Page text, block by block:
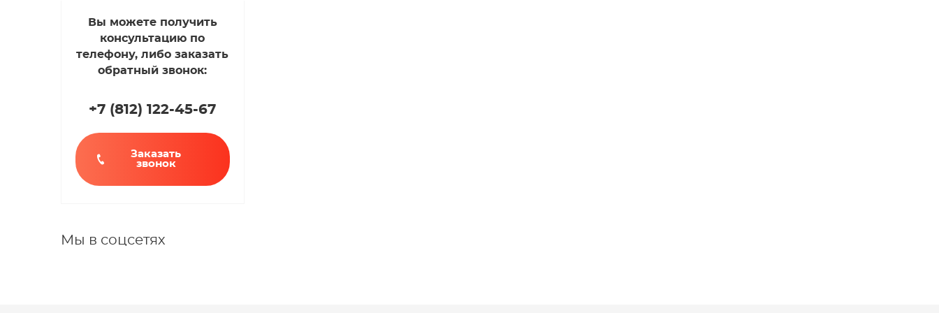
Вы можете получить
консультацию по
телефону, либо заказать
обратный звонок:
+7 (812)122-45-67
Заказать
звонок
Мы в соцсетях